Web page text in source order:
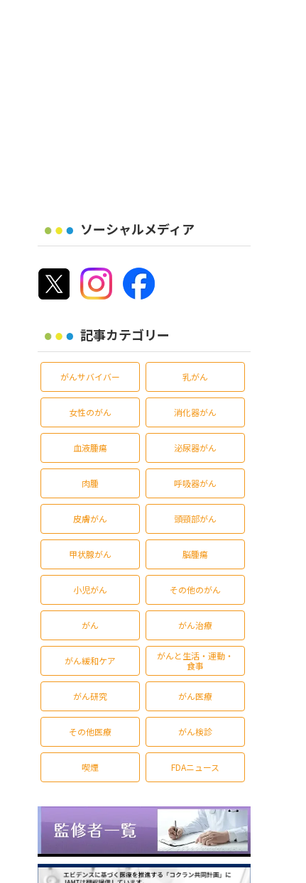
ソーシャルメディア
記事カテゴリー
がんサバイバー 乳がん
女性のがん 消化器がん
血液腫瘍 泌尿器がん
肉腫 呼吸器がん
皮膚がん 頭頸部がん
甲状腺がん 脳腫瘍
小児がん その他のがん
がん がん治療
がん緩和ケア
がんと生活・運動・
食事
がん研究 がん医療
その他医療 がん検診
喫煙 FDAニュース